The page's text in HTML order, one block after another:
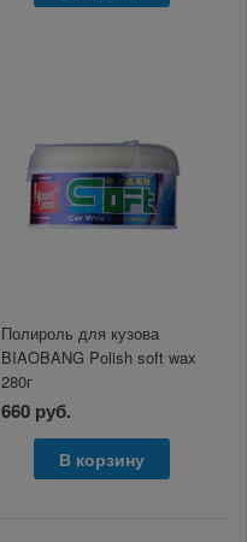
Полироль для кузова
BIAOBANG Polish soft wax
280г
660 руб.
В корзину